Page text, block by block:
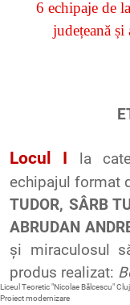
Liceul Teoretic "Nicolae Bălcescu"
Proiect modernizare
6 echipajede
județeană și
Locul I la
echipajul format
TUDOR, SÂRB
ABRUDAN
și miraculosul
produs realizat: